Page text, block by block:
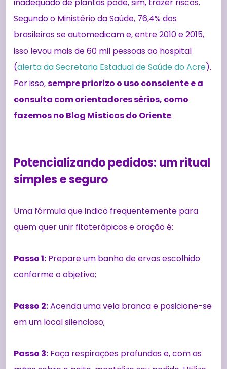
Segundo o Ministério da Saúde, 76,4% dos
brasileiros se automedicam e, entre 2010 e 2015,
isso levou mais de 60 mil pessoas ao hospital
(alerta da Secretaria Estadual de Saúde do Acre).
Por isso,sempre priorizo o uso consciente e a
consulta com orientadores sérios, como
fazemos no Blog Místicos do Oriente.
Potencializando pedidos: um ritual
simples e seguro
Uma fórmula que indico frequentemente para
quem quer unir fitoterápicos e oração é:
Passo 1: Prepare um banho de ervas escolhido
conforme o objetivo;
Passo 2:Acenda uma vela branca e posicione-se
em um local silencioso;
Passo 3: Faça respirações profundas e, com as